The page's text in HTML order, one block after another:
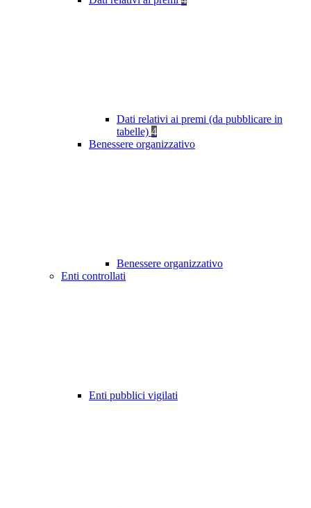
Dati relativi ai premi (da pubblicare in
tabelle) 4
Benessere organizzativo
Benessere organizzativo
Enti controllati
Enti pubblici vigilati